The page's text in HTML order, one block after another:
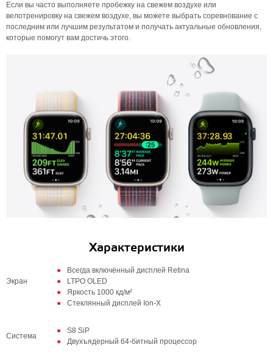
Если вы часто выполняете пробежку на свежем воздухе или
велотренировку на свежем воздухе, вы можете выбрать соревнование с
последним или лучшим результатом и получать актуальные обновления,
которые помогут вам достичь этого.
Характеристики
Экран
Всегда включённый дисплей Retina
LTPO OLED
Яркость 1000 кд/м²
Стеклянный дисплей Ion-X
Система
S8 SiP
Двухъядерный 64‑битный процессор